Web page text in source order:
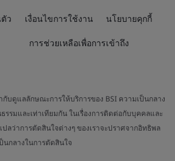
ว เงื่อนไขการใช้งาน นโยบายคุกกี้
การช่วยเหลือเพื่อการเข้าถึง
กับดูแลลักษณะการให้บริการของ BSI ความเป็นกลาง
รรมและเท่าเทียมกัน ในเรื่องการติดต่อกับบุคคลและ
ลว่าการตัดสินใจต่างๆ ของเราจะปราศจากอิทธิพล
กลางในการตัดสินใจ